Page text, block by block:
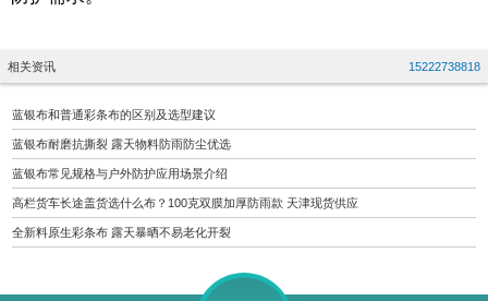
相关资讯 15222738818
蓝银布和普通彩条布的区别及选型建议
蓝银布耐磨抗撕裂 露天物料防雨防尘优选
蓝银布常见规格与户外防护应用场景介绍
高栏货车长途盖货选什么布？100克双膜加厚防雨款 天津现货供应
全新料原生彩条布 露天暴晒不易老化开裂